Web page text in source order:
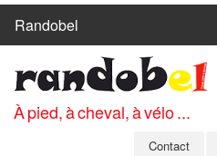
Randobel
CIRCUITS
CLUBS
À pied, à cheval, à vélo ...
Contact